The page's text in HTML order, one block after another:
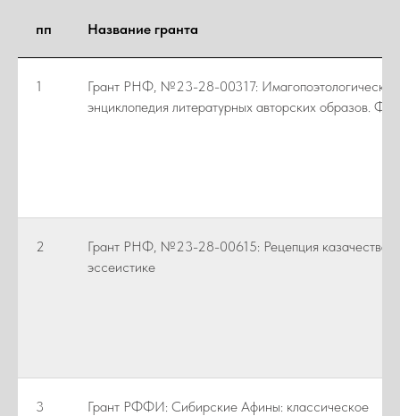
пп Название гранта
1
Грант РНФ, №23-28-00317: Имагопоэтологическая
энциклопедия литературных авторских образов.
2
Грант РНФ, №23-28-00615: Рецепция казачества в
эссеистике
3
Грант РФФИ: Сибирские Афины: классическое